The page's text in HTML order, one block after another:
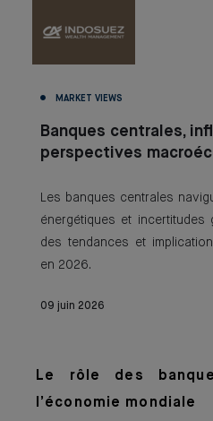
MARKET VIEWS
Banques centrales,
perspectives
Les banques centrales
énergétiques et incertitudes
des tendances et
en 2026.
09 juin 2026
Le rôle des
l’économie mondiale